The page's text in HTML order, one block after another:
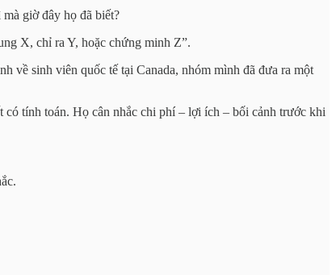
giờ đây họ đã biết?
X, chỉ ra Y, hoặc chứng minh Z”.
về sinh viên quốc tế tại Canada, nhóm mình đã đưa ra một
có tính toán. Họ cân nhắc chi phí – lợi ích – bối cảnh trước khi